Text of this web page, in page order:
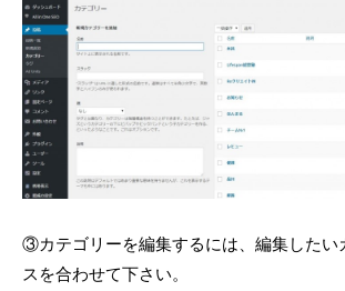
③カテゴリーを編集するには、編集したい
スを合わせて下さい。